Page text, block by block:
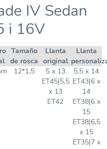
IV Sedan
i 16V
Tamaño
de rosca
Llanta
original
Llanta
12*1,5
5 x 13
ET45|5,5
x 13
ET42
5,5 x 14
ET43|6 x
14
ET38|6 x
15
ET38|6,5
x 15
ET35|7 x